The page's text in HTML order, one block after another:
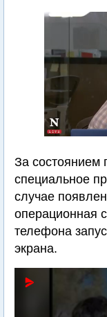
За состоянием
специальное
случае
операционная
телефона
экрана.